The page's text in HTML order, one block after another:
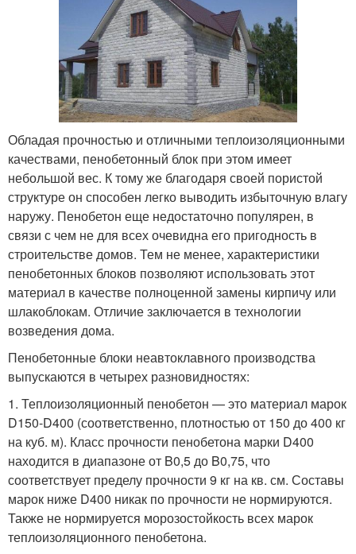
Обладая прочностью и отличными теплоизоляционными
качествами, пенобетонный блок при этом имеет
небольшой вес. К тому же благодаря своей пористой
структуре он способен легко выводить избыточную влагу
наружу. Пенобетон еще недостаточно популярен, в
связи с чем не для всех очевидна его пригодность в
строительстве домов. Тем не менее, характеристики
пенобетонных блоков позволяют использовать этот
материал в качестве полноценной замены кирпичу или
шлакоблокам. Отличие заключается в технологии
возведения дома.
Пенобетонные блоки неавтоклавного производства
выпускаются в четырех разновидностях:
1. Теплоизоляционный пенобетон — это материал марок
D150-D400 (соответственно, плотностью от 150 до 400 кг
на куб. м). Класс прочности пенобетона марки D400
находится в диапазоне от B0,5 до B0,75, что
соответствует пределу прочности 9 кг на кв. см. Составы
марок ниже D400 никак по прочности не нормируются.
Также не нормируется морозостойкость всех марок
теплоизоляционного пенобетона.